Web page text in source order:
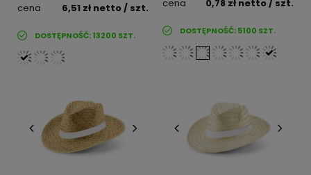
cena 6,51 zł netto/ szt.
DOSTĘPNOŚĆ:13200 SZT.
cena
0,78 zł netto/ szt.
DOSTĘPNOŚĆ:5100 SZT.